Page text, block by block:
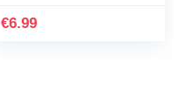
Schokbestendige En…
€6.99